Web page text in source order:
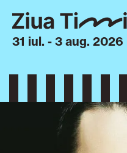
31 iul. - 3 aug. 2026